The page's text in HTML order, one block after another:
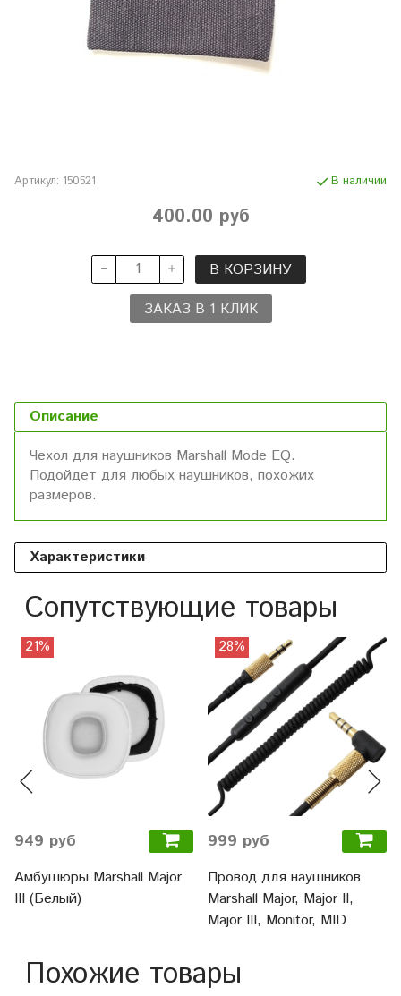
Артикул: 150521 В наличии
400.00 руб
В КОРЗИНУ
ЗАКАЗ В 1 КЛИК
Описание
Чехол для наушников Marshall Mode EQ.
Подойдет для любых наушников, похожих
размеров.
Характеристики
Сопутствующие товары
21%
949 руб
Амбушюры Marshall Major
III (Белый)
28%
999 руб
Провод для наушников
Marshall Major, Major II,
Major III, Monitor, MID
Похожие товары